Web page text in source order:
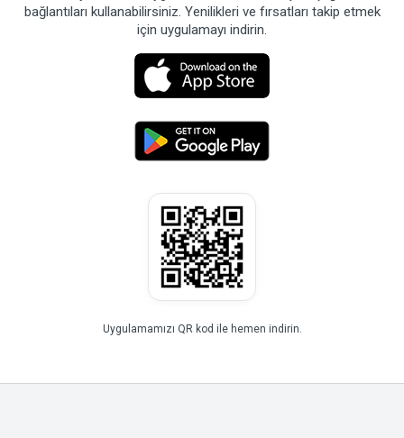
bağlantıları kullanabilirsiniz. Yenilikleri ve fırsatları takip etmek
için uygulamayı indirin.
Uygulamamızı QR kod ile hemen indirin.